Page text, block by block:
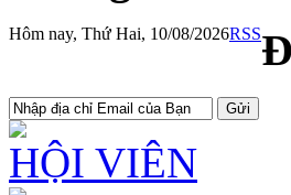
Hôm nay, Thứ Hai, 10/08/2026RSS
HỘI VIÊN